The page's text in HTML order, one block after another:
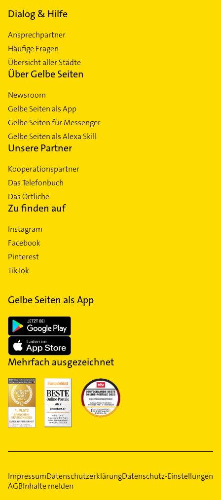
Dialog & Hilfe
Ansprechpartner
Häufige Fragen
Übersicht aller Städte
Über Gelbe Seiten
Newsroom
Gelbe Seiten als App
Gelbe Seiten für Messenger
Gelbe Seiten als Alexa Skill
Unsere Partner
Kooperationspartner
Das Telefonbuch
Das Örtliche
Zu finden auf
Instagram
Facebook
Pinterest
TikTok
Gelbe Seiten als App
Mehrfach ausgezeichnet
ImpressumDatenschutzerklärungDatenschutz-Einstellungen
AGBInhalte melden